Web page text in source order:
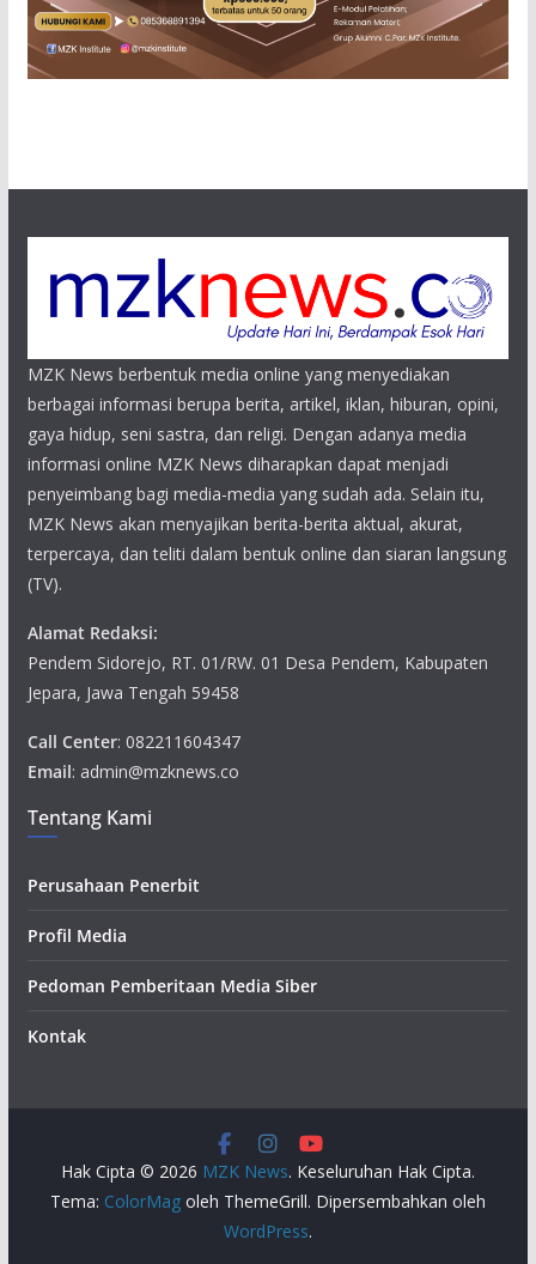
MZK News berbentuk media online yang menyediakan
berbagai informasi berupa berita, artikel, iklan, hiburan, opini,
gaya hidup, seni sastra, dan religi. Dengan adanya media
informasi online MZK News diharapkan dapat menjadi
penyeimbang bagi media-media yang sudah ada. Selain itu,
MZK News akan menyajikan berita-berita aktual, akurat,
terpercaya, dan teliti dalam bentuk online dan siaran langsung
(TV).
Alamat Redaksi:
Pendem Sidorejo, RT. 01/RW. 01 Desa Pendem, Kabupaten
Jepara, Jawa Tengah 59458
Call Center: 082211604347
Email: admin@mzknews.co
Tentang Kami
Perusahaan Penerbit
Profil Media
Pedoman Pemberitaan Media Siber
Kontak
Hak Cipta © 2026 MZK News. Keseluruhan Hak Cipta.
Tema: ColorMagoleh ThemeGrill. Dipersembahkan oleh
WordPress.